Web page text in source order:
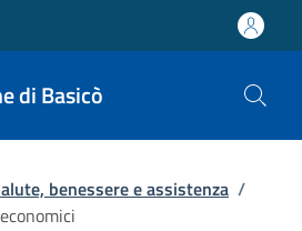
di Basicò
benessere e assistenza /